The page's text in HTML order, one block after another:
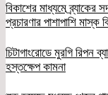
বিকাশের মাধ্যমে
প্রচারণার পাশাপাশি মাস্ক
চিটাগাংরোডে মুরগি রিপন
হস্তক্ষেপ কামনা